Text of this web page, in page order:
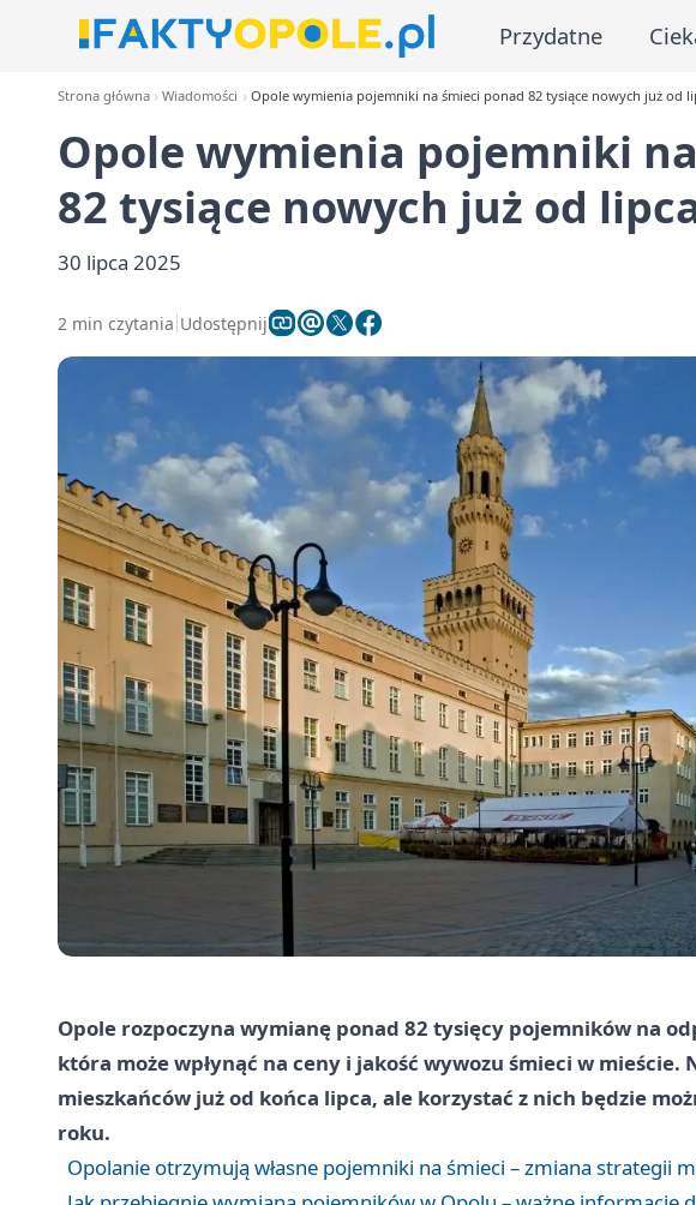
Przydatne
Strona główna Wiadomości Opole wymienia pojemniki na śmieci ponad 82 tysiące nowych już od
Opole wymienia pojemniki
82 tysiące nowych już od
30 lipca 2025
2 min czytania Udostępnij
Opole rozpoczyna wymianę ponad 82 tysięcy pojemników na
która może wpłynąć na ceny i jakość wywozu śmieci w mieście.
mieszkańców już od końca lipca, ale korzystać z nich będzie
roku.
Opolanie otrzymują własne pojemniki na śmieci – zmiana strategii